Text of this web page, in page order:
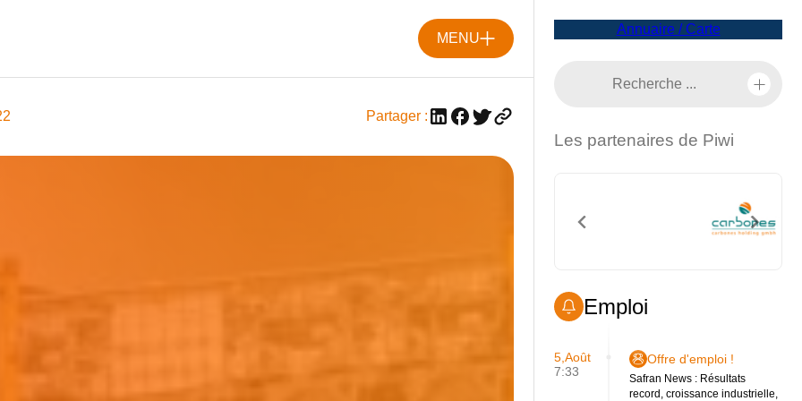
MENU
Partager :
Annuaire / Carte
Les partenaires de Piwi
Emploi
5,Août
7:33
Offre d'emploi !
Safran News : Résultats
record, croissance industrielle,